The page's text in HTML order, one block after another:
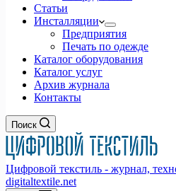
Статьи
Инсталляции
Предприятия
Печать по одежде
Каталог оборудования
Каталог услуг
Архив журнала
Контакты
Поиск
Цифровой текстиль - журнал,
digitaltextile.net